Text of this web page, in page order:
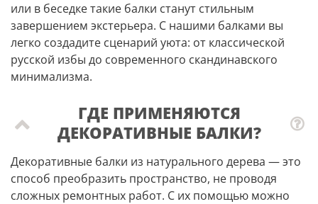
или в беседке такие балки станут стильным
завершением экстерьера. С нашими балками вы
легко создадите сценарий уюта: от классической
русской избы до современного скандинавского
минимализма.
ГДЕ ПРИМЕНЯЮТСЯ
ДЕКОРАТИВНЫЕ БАЛКИ?
Декоративные балки из натурального дерева — это
способ преобразить пространство, не проводя
сложных ремонтных работ. С их помощью можно